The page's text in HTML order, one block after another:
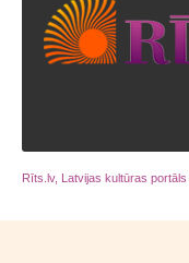
Rīts.lv, Latvijas kultūras portāls